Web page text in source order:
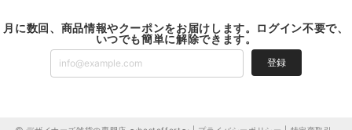
月に数回、商品情報やクーポンをお届けします。ログイン不要で、
いつでも簡単に解除できます。
登録